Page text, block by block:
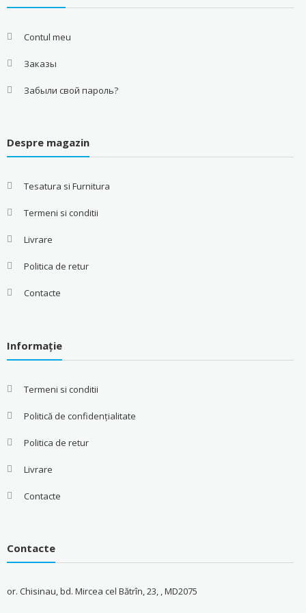
Contul meu
Заказы
Забыли свой пароль?
Despre magazin
Tesatura si Furnitura
Termeni si conditii
Livrare
Politica de retur
Contacte
Informație
Termeni si conditii
Politică de confidențialitate
Politica de retur
Livrare
Contacte
Contacte
or. Chisinau, bd. Mircea cel Bătrîn, 23, , MD2075